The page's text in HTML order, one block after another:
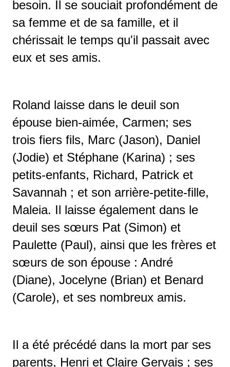
besoin. Il se souciait profondément de
sa femme et de sa famille, et il
chérissait le temps qu'il passait avec
eux et ses amis.
Roland laisse dans le deuil son
épouse bien-aimée, Carmen; ses
trois fiers fils, Marc (Jason), Daniel
(Jodie) et Stéphane (Karina) ; ses
petits-enfants, Richard, Patrick et
Savannah ; et son arrière-petite-fille,
Maleia. Il laisse également dans le
deuil ses sœurs Pat (Simon) et
Paulette (Paul), ainsi que les frères et
sœurs de son épouse : André
(Diane), Jocelyne (Brian) et Benard
(Carole), et ses nombreux amis.
Il a été précédé dans la mort par ses
parents, Henri et Claire Gervais ; ses